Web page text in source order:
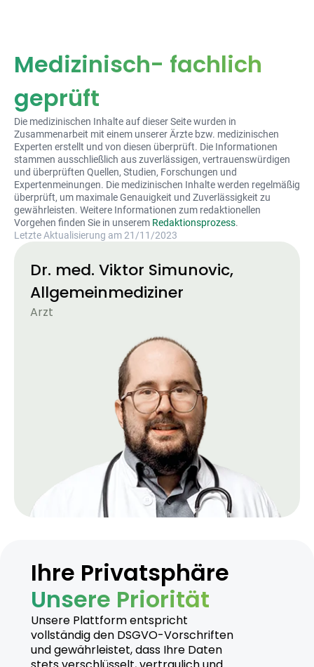
Medizinisch- fachlich
geprüft
Die medizinischen Inhalte auf dieser Seite wurden in
Zusammenarbeit mit einem unserer Ärzte bzw. medizinischen
Experten erstellt und von diesen überprüft. Die Informationen
stammen ausschließlich aus zuverlässigen, vertrauenswürdigen
und überprüften Quellen, Studien, Forschungen und
Expertenmeinungen. Die medizinischen Inhalte werden regelmäßig
überprüft, um maximale Genauigkeit und Zuverlässigkeit zu
gewährleisten. Weitere Informationen zum redaktionellen
Vorgehen finden Sie in unserem Redaktionsprozess.
Letzte Aktualisierung am 21/11/2023
Dr. med. Viktor Simunovic,
Allgemeinmediziner
Arzt
Ihre Privatsphäre
Unsere Priorität
Unsere Plattform entspricht
vollständig den DSGVO-Vorschriften
und gewährleistet, dass Ihre Daten